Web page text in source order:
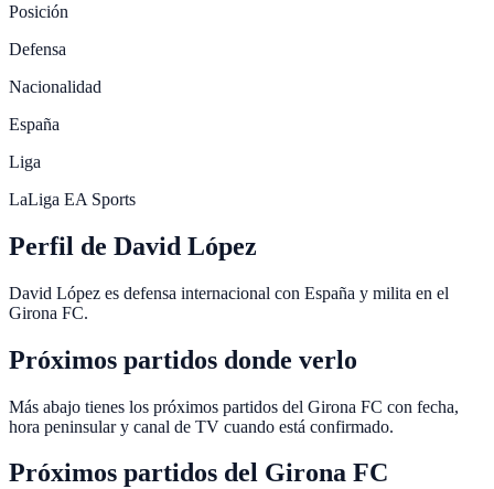
Posición
Defensa
Nacionalidad
España
Liga
LaLiga EA Sports
Perfil de David López
David López es defensa internacional con España y milita en el
Girona FC.
Próximos partidos donde verlo
Más abajo tienes los próximos partidos del Girona FC con fecha,
hora peninsular y canal de TV cuando está confirmado.
Próximos partidos del Girona FC